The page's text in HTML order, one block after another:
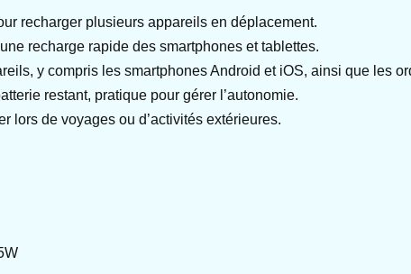
recharger plusieurs appareils en déplacement.
recharge rapide des smartphones et tablettes.
y compris les smartphones Android et iOS, ainsi que les
restant, pratique pour gérer l’autonomie.
lors de voyages ou d’activités extérieures.